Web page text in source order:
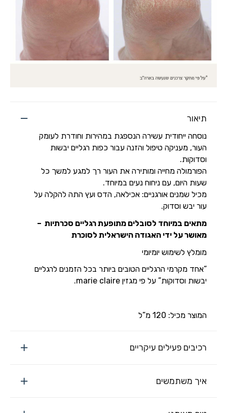
תיאור
נוסחה ייחודית עשירה הנספגת במהירות וחודרת לעומק
העור, מעניקה טיפול והזנה עבור כפות רגליים יבשות
וסדוקות.
הפורמולה מחייה ומותירה את העור רך למגע למשך כל
שעות היום, עם ניחוח נעים במיוחד.
מכיל שמנים אורגניים: אכילאה, הדס ועץ התה להקלה על
עור יבש וסדוק.
מתאים במיוחד לסובלים מתופעת רגליים סכרתיות –
מאושר על ידי האגודה הישראלית לסוכרת
מומלץ לשימוש יומיומי
“אחד מקרמי הרגליים הטובים ביותר בכל הזמנים לרגליים
יבשות וסדוקות” על פי מגזין marie claire.
המוצר מכיל: 120 מ”ל
רכיבים פעילים עיקריים
איך משתמשים